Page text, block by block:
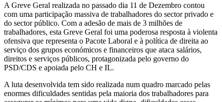
A Greve Geral realizada no passado dia 11 de Dezembro contou
com uma participação massiva de trabalhadores do sector privado e
do sector público. Com a adesão de mais de 3 milhões de
trabalhadores, esta Greve Geral foi uma poderosa resposta à violenta
ofensiva que representa o Pacote Laboral e à política de direita ao
serviço dos grupos económicos e financeiros que ataca salários,
direitos e serviços públicos, protagonizada pelo governo do
PSD/CDS e apoiada pelo CH e IL.
A luta desenvolvida tem sido realizada num quadro marcado pelas
enormes dificuldades sentidas pela maioria dos trabalhadores para